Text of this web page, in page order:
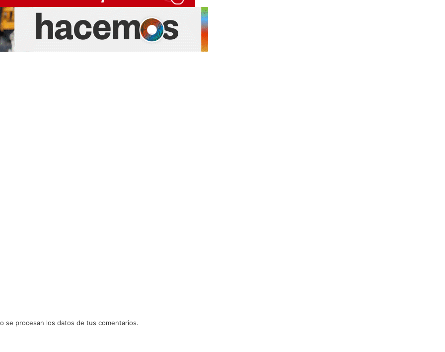
se procesan los datos de tus comentarios.